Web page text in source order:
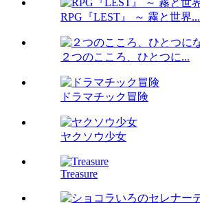
RPG『LEST』 ～ 霧と世界...
２つのこころ、ひとつに...
ドラマチック冒険
ヤクソウ少女
Treasure